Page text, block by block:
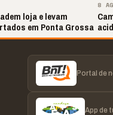
loja e levam
em Ponta Grossa
8
Portal de
App de